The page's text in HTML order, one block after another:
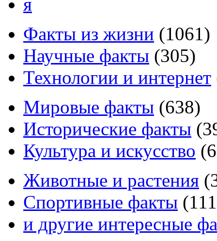
Факты из жизни (1061)
Научные факты (305)
Технологии и интернет
Мировые факты (638)
Исторические факты (
Культура и искусство (
Животные и растения (
Спортивные факты (111
и другие интересные